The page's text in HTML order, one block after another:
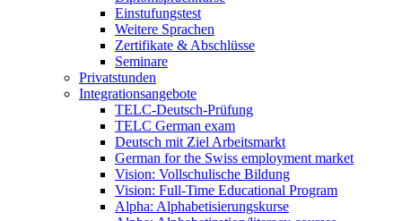
Einstufungstest
Weitere Sprachen
Zertifikate & Abschlüsse
Seminare
Privatstunden
Integrationsangebote
TELC-Deutsch-Prüfung
TELC German exam
Deutsch mit Ziel Arbeitsmarkt
German for the Swiss employment market
Vision: Vollschulische Bildung
Vision: Full-Time Educational Program
Alpha: Alphabetisierungskurse